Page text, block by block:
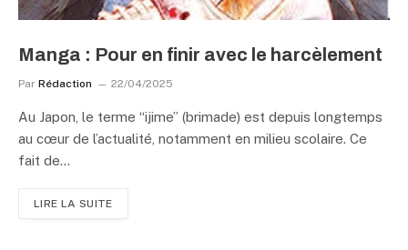
Manga : Pour en finir avec le harcèlement
Par Rédaction 22/04/2025
Au Japon, le terme “ijime” (brimade) est depuis longtemps
au cœur de l’actualité, notamment en milieu scolaire. Ce
fait de…
LIRE LA SUITE